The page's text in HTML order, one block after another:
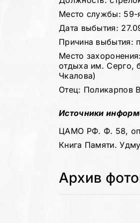
Место службы: 59-
Дата выбытия:
Причина выбытия:
Место
отдыха им. Серго,
Чкалова)
Отец: Поликарпов
Источники
ЦАМО РФ. Ф. 58,
Книга Памяти.
Архив